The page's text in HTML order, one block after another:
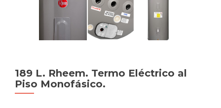
189 L. Rheem. Termo Eléctrico al
Piso Monofásico.